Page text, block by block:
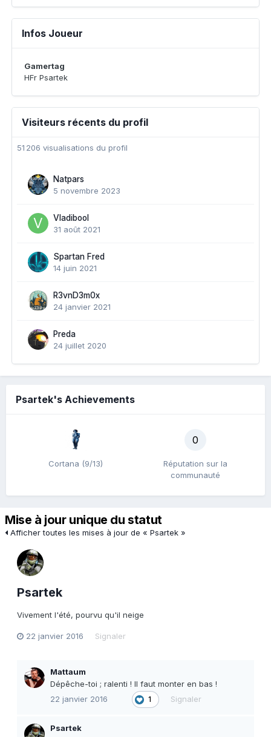
Infos Joueur
Gamertag
HFr Psartek
Visiteurs récents du profil
51 206 visualisations du profil
Natpars
5 novembre 2023
Vladibool
31 août 2021
Spartan Fred
14 juin 2021
R3vnD3m0x
24 janvier 2021
Preda
24 juillet 2020
Psartek's Achievements
Cortana (9/13)
0
Réputation sur la
communauté
Mise à jour unique du statut
Afficher toutes les mises à jour de « Psartek »
Psartek
Vivement l'été, pourvu qu'il neige
22 janvier 2016 Signaler
Mattaum
Dépêche-toi ; ralenti ! Il faut monter en bas !
22 janvier 2016
1 Signaler
Psartek